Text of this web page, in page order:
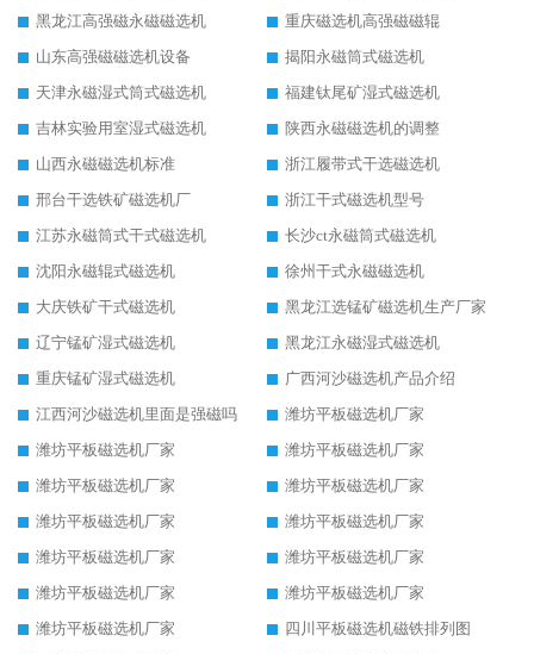
黑龙江高强磁永磁磁选机
重庆磁选机高强磁磁辊
山东高强磁磁选机设备
揭阳永磁筒式磁选机
天津永磁湿式筒式磁选机
福建钛尾矿湿式磁选机
吉林实验用室湿式磁选机
陕西永磁磁选机的调整
山西永磁磁选机标准
浙江履带式干选磁选机
邢台干选铁矿磁选机厂
浙江干式磁选机型号
江苏永磁筒式干式磁选机
长沙ct永磁筒式磁选机
沈阳永磁辊式磁选机
徐州干式永磁磁选机
大庆铁矿干式磁选机
黑龙江选锰矿磁选机生产厂家
辽宁锰矿湿式磁选机
黑龙江永磁湿式磁选机
重庆锰矿湿式磁选机
广西河沙磁选机产品介绍
江西河沙磁选机里面是强磁吗
潍坊平板磁选机厂家
潍坊平板磁选机厂家
潍坊平板磁选机厂家
潍坊平板磁选机厂家
潍坊平板磁选机厂家
潍坊平板磁选机厂家
潍坊平板磁选机厂家
潍坊平板磁选机厂家
潍坊平板磁选机厂家
潍坊平板磁选机厂家
潍坊平板磁选机厂家
潍坊平板磁选机厂家
四川平板磁选机磁铁排列图